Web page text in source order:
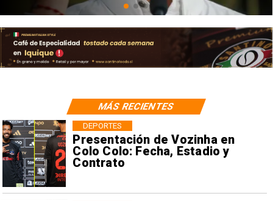
Presentación de Vozinha en
Colo Colo: Fecha, Estadio y
Contrato
DEPORTES
MÁS RECIENTES